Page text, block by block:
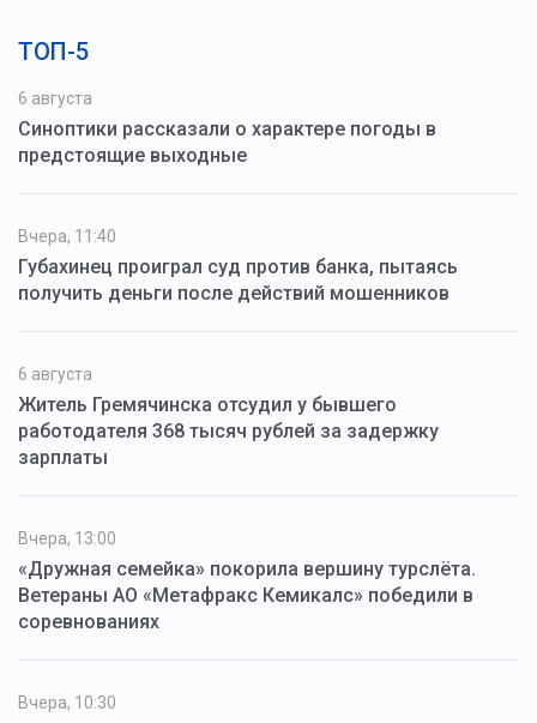
ТОП-5
6 августа
Синоптики рассказали о характере погоды в
предстоящие выходные
Вчера, 11:40
Губахинец проиграл суд против банка, пытаясь
получить деньги после действий мошенников
6 августа
Житель Гремячинска отсудил у бывшего
работодателя 368 тысяч рублей за задержку
зарплаты
Вчера, 13:00
«Дружная семейка» покорила вершину турслёта.
Ветераны АО «Метафракс Кемикалс» победили в
соревнованиях
Вчера, 10:30